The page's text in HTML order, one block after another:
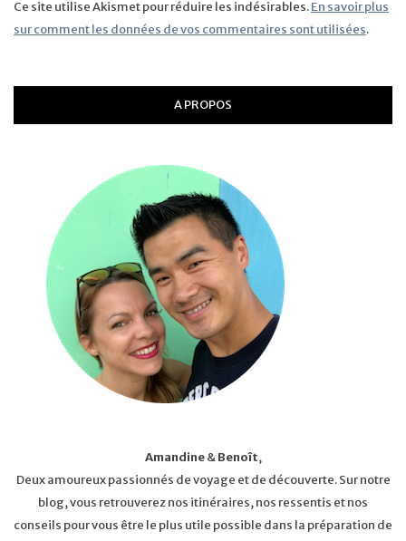
Ce site utilise Akismet pour réduire les indésirables.En savoir plus
sur comment les données de vos commentaires sont utilisées.
A PROPOS
Amandine&Benoît,
Deux amoureux passionnés de voyage et de découverte. Sur notre
blog, vous retrouverez nos itinéraires, nos ressentis et nos
conseils pour vous être le plus utile possible dans la préparation de